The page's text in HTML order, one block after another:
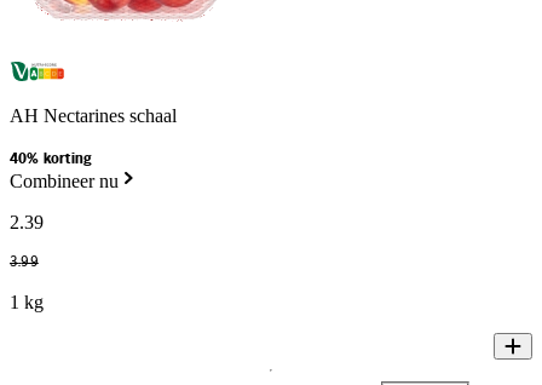
AH Nectarines schaal
40% korting
Combineer nu
2.39
3.99
1 kg